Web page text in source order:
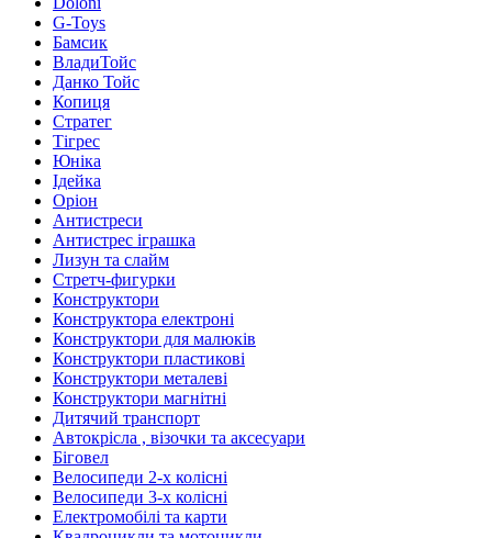
G-Toys
Бамсик
ВладиТойс
Данко Тойс
Копиця
Стратег
Тігрес
Юніка
Ідейка
Оріон
Антистреси
Антистрес іграшка
Лизун та слайм
Стретч-фигурки
Конструктори
Конструктора електроні
Конструктори для малюків
Конструктори пластикові
Конструктори металеві
Конструктори магнітні
Дитячий транспорт
Автокрісла , візочки та аксесуари
Біговел
Велосипеди 2-х колісні
Велосипеди 3-х колісні
Електромобілі та карти